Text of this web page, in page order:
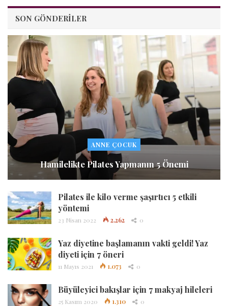
SON GÖNDERILER
ANNE ÇOCUK
Hamilelikte Pilates Yapmanın 5 Önemi
Pilates ile kilo verme şaşırtıcı 5 etkili
yöntemi
23 Nisan 2022 2.262 0
Yaz diyetine başlamanın vakti geldi! Yaz
diyeti için 7 öneri
11 Mayıs 2021 1.073 0
Büyüleyici bakışlar için 7 makyaj hileleri
25 Kasım 2020 1.310 0